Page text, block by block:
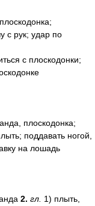
с рук; удар по
с плоскодонки;
плоскодонка;
поддавать ногой,
на лошадь
2. гл. 1) плыть,